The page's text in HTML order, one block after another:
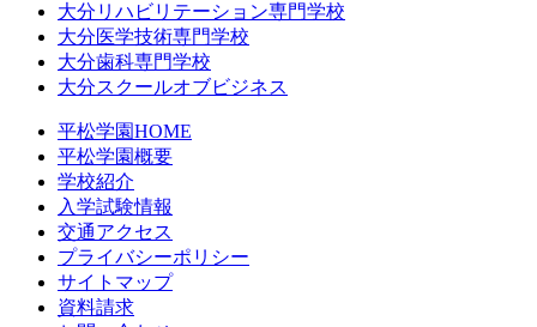
大分リハビリテーション専門学校
大分医学技術専門学校
大分歯科専門学校
大分スクールオブビジネス
平松学園HOME
平松学園概要
学校紹介
入学試験情報
交通アクセス
プライバシーポリシー
サイトマップ
資料請求